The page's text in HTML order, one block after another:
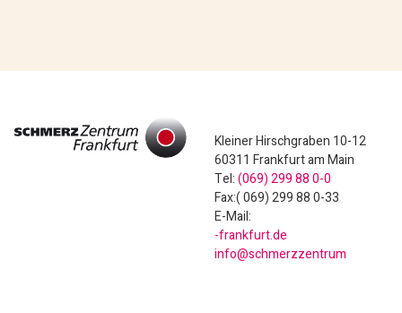
Kleiner Hirschgraben 10-12
60311 Frankfurt am Main
Tel:(069) 299 88 0-0
Fax:( 069) 299 88 0-33
E-Mail:
ed.trufknarf-
murtnezzremhcs@ofni